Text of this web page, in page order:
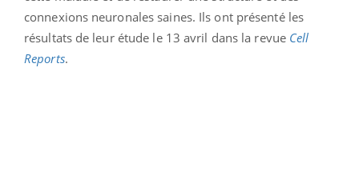
connexions neuronales saines. Ils ont présenté les
résultats de leur étude le 13 avril dans la revue Cell
Reports.